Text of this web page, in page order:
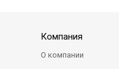
Компания
О компании